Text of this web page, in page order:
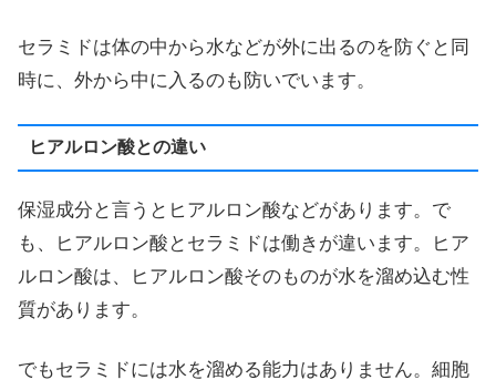
セラミドは体の中から水などが外に出るのを防ぐと同
時に、外から中に入るのも防いでいます。
ヒアルロン酸との違い
保湿成分と言うとヒアルロン酸などがあります。で
も、ヒアルロン酸とセラミドは働きが違います。ヒア
ルロン酸は、ヒアルロン酸そのものが水を溜め込む性
質があります。
でもセラミドには水を溜める能力はありません。細胞